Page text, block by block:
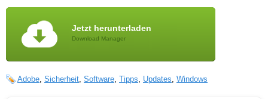
Jetzt herunterladen
Download Manager
Adobe, Sicherheit, Software, Tipps, Updates, Windows